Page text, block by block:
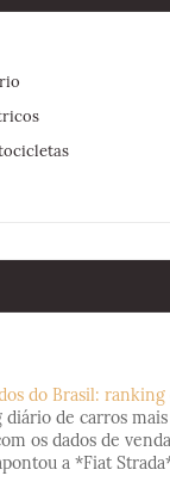
do Brasil:
de carros
os dados de
a *Fiat